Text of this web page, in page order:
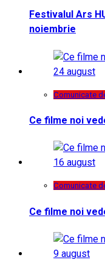
Festivalul Ars
noiembrie
Comunicate
Ce filme noi
Comunicate
Ce filme noi